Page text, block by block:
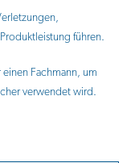
führen.
Fachmann, um
verwendet wird.